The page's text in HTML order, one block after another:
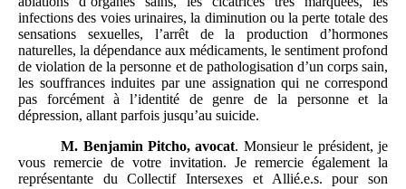
infections des voies urinaires, la diminution ou la perte totale des
sensations sexuelles, l’arrêt de la production d’hormones
naturelles, la dépendance aux médicaments, le sentiment profond
de violation de la personne et de pathologisation d’un corps sain,
les souffrances induites par une assignation qui ne correspond
pas forcément à l’identité de genre de la personne et la
dépression, allant parfois jusqu’au suicide.
M. Benjamin Pitcho, avocat. Monsieur le président, je
vous remercie de votre invitation. Je remercie également la
représentante du Collectif Intersexes et Allié.e.s. pour son